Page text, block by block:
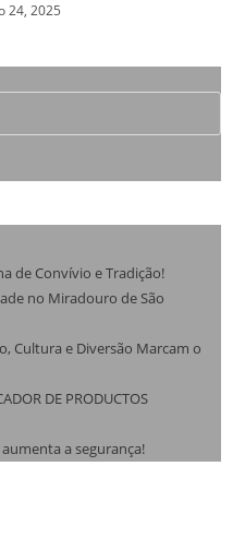
24, 2025
de Convívio e Tradição!
no Miradouro de São
Cultura e Diversão Marcam o
DE PRODUCTOS
a segurança!